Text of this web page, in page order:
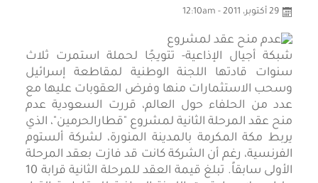
29 أكتوبر، 2011 - 12:10am
شبكة أجيال الإذاعية- تتويجًا لحملة استمرت ثلاث
سنوات قادتها اللجنة الوطنية لمقاطعة إسرائيل
وسحب الاستثمارات منها وفرض العقوبات عليها مع
عدد من الحلفاء حول العالم، قررت السعودية عدم
منح عقد المرحلة الثانية لمشروع "قطارالحرمين"، الذي
يربط مكة المكرمة بالمدينة المنورة، لشركة ألستوم
الفرنسية، رغم أن الشركة كانت قد فازت بعقد المرحلة
الأولى سابقاً. تبلغ قيمة العقد للمرحلة الثانية قرابة 10